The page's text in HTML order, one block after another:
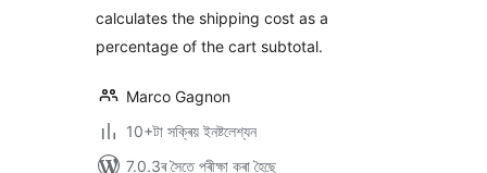
calculates the shipping cost as a
percentage of the cart subtotal.
Marco Gagnon
10+টা সক্ৰিয় ইনষ্টলেশ্যন
7.0.3ৰ সৈতে পৰীক্ষা কৰা হৈছে